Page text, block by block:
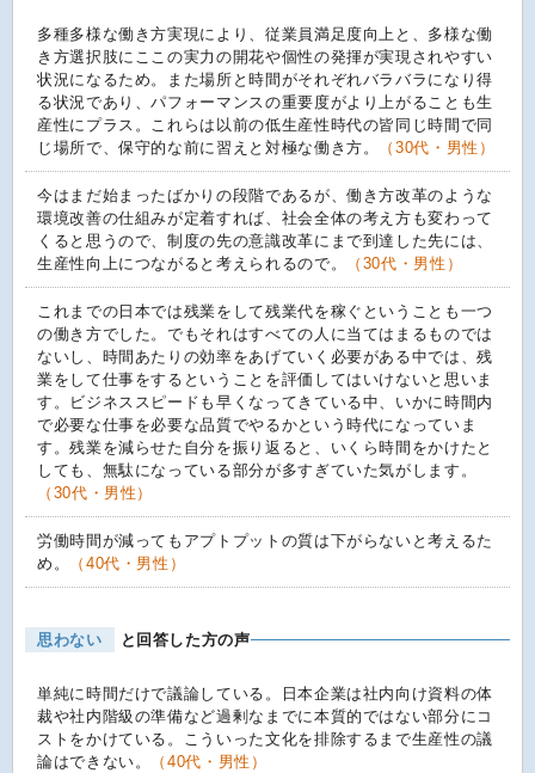
多種多様な働き方実現により、従業員満足度向上と、多様な働
き方選択肢にここの実力の開花や個性の発揮が実現されやすい
状況になるため。また場所と時間がそれぞれバラバラになり得
る状況であり、パフォーマンスの重要度がより上がることも生
産性にプラス。これらは以前の低生産性時代の皆同じ時間で同
じ場所で、保守的な前に習えと対極な働き方。
（30代・男性）
今はまだ始まったばかりの段階であるが、働き方改革のような
環境改善の仕組みが定着すれば、社会全体の考え方も変わって
くると思うので、制度の先の意識改革にまで到達した先には、
生産性向上につながると考えられるので。
（30代・男性）
これまでの日本では残業をして残業代を稼ぐということも一つ
の働き方でした。でもそれはすべての人に当てはまるものでは
ないし、時間あたりの効率をあげていく必要がある中では、残
業をして仕事をするということを評価してはいけないと思いま
す。ビジネススピードも早くなってきている中、いかに時間内
で必要な仕事を必要な品質でやるかという時代になっていま
す。残業を減らせた自分を振り返ると、いくら時間をかけたと
しても、無駄になっている部分が多すぎていた気がします。
（30代・男性）
労働時間が減ってもアプトプットの質は下がらないと考えるた
め。
（40代・男性）
思わない と回答した方の声
単純に時間だけで議論している。日本企業は社内向け資料の体
裁や社内階級の準備など過剰なまでに本質的ではない部分にコ
ストをかけている。こういった文化を排除するまで生産性の議
論はできない。
（40代・男性）